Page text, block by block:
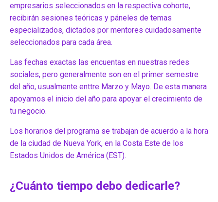
empresarios seleccionados en la respectiva cohorte,
recibirán sesiones teóricas y páneles de temas
especializados, dictados por mentores cuidadosamente
seleccionados para cada área.
Las fechas exactas las encuentas en nuestras redes
sociales, pero generalmente son en el primer semestre
del año, usualmente enttre Marzo y Mayo. De esta manera
apoyamos el inicio del año para apoyar el crecimiento de
tu negocio.
Los horarios del programa se trabajan de acuerdo a la hora
de la ciudad de Nueva York, en la Costa Este de los
Estados Unidos de América (EST).
¿Cuánto tiempo debo dedicarle?